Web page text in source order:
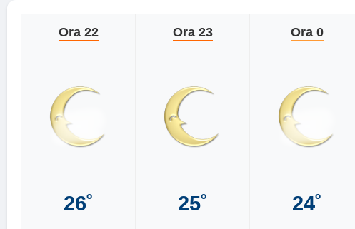
Ora 22
26˚
Ora 23
25˚
Ora 0
24˚